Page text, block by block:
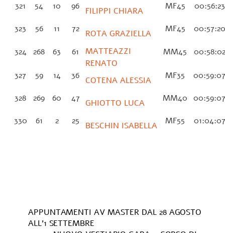
321 54 10 96 FILIPPI CHIARA MF45
323 56 11 72 ROTA GRAZIELLA MF45
324 268 63 61
MATTEAZZI
RENATO
MM45
327 59 14 36 COTENA ALESSIA MF35
328 269 60 47 GHIOTTO LUCA MM40
330 61 2 25 BESCHIN ISABELLA MF55
APPUNTAMENTI AV MASTER DAL 28 AGOSTO
ALL’1 SETTEMBRE